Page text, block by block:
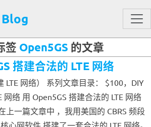
Blog
签 Open5GS 的文章
搭建合法的 LTE 网络
LTE 网络） 系列文章目录： $100，DIY
网络 用 Open5GS 搭建合法的 LTE 网络
上一篇文章中 ，我用美国的 CBRS 频段
心网软件 搭建了一套合法的 LTE 网络。